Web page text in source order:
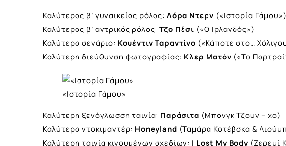
Καλύτερος β’ γυναικείος ρόλος: Λόρα Ντερν («Ιστορία Γάμου»)
Καλύτερος β’ αντρικός ρόλος: Τζο Πέσι («Ο Ιρλανδός»)
Καλύτερο σενάριο: Κουέντιν Ταραντίνο («Κάποτε στο…
Καλύτερη διεύθυνση φωτογραφίας: Κλερ Ματόν («Το
«Ιστορία Γάμου»
Καλύτερη ξενόγλωσση ταινία: Παράσιτα (Μπονγκ Τζουν – χο)
Καλύτερο ντοκιμαντέρ: Honeyland (Ταμάρα Κοτέβσκα &
Καλύτερη ταινία κινουμένων σχεδίων: I Lost My Body (Ζερεμί